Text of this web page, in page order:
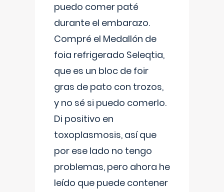
puedo comer paté
durante el embarazo.
Compré el Medallón de
foia refrigerado Seleqtia,
que es un bloc de foir
gras de pato con trozos,
y no sé si puedo comerlo.
Di positivo en
toxoplasmosis, así que
por ese lado no tengo
problemas, pero ahora he
leído que puede contener